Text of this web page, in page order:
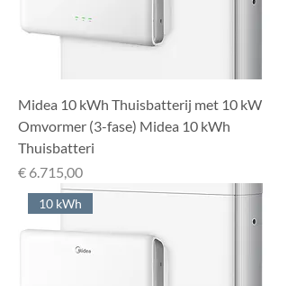
Midea 10 kWh Thuisbatterij met 10 kW
Omvormer (3-fase) Midea 10 kWh
Thuisbatteri
Prijs
€ 6.715,00
10 kWh